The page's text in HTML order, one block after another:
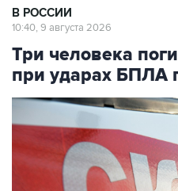
В РОССИИ
10:40, 9 августа 2026
Три человека
при ударах БПЛА